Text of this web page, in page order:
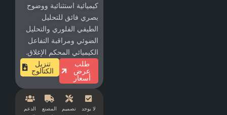
كيميائية استثنائية ووضوح
بصري فائق للتحليل
الطيفي الفلوري والتحليل
الضوئي ومراقبة التفاعل
الكيميائي المحكم الإغلاق.
طلب
عرض
أسعار
تنزيل
الكتالوج
لا يوجد
تصميم
المصنع
الدعم